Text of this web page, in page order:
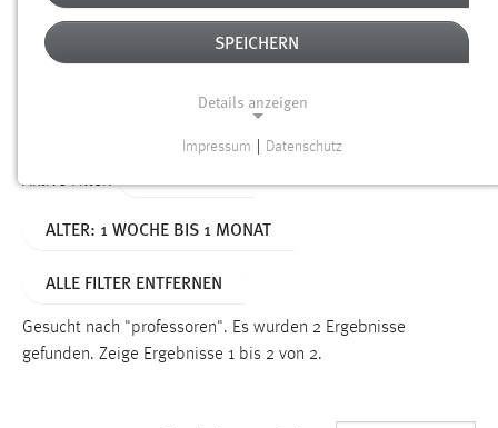
Alter
Aktive Filter:
ALTER: 1 WOCHE BIS 1 MONAT
ALLE FILTER ENTFERNEN
Gesucht nach "professoren". Es wurden 2 Ergebnisse
gefunden. Zeige Ergebnisse 1 bis 2 von 2.
SPEICHERN
Details anzeigen
Funktionen und sind für die einwandfreie Funktion der
Name:
Impressum Datenschutz